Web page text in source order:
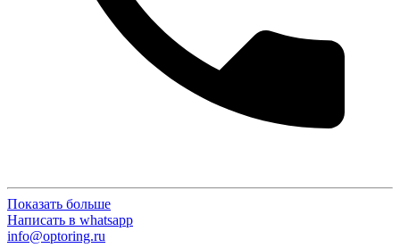
Показать больше
Написать в whatsapp
info@optoring.ru